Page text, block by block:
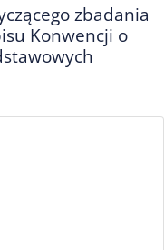
zbadania
Konwencji o